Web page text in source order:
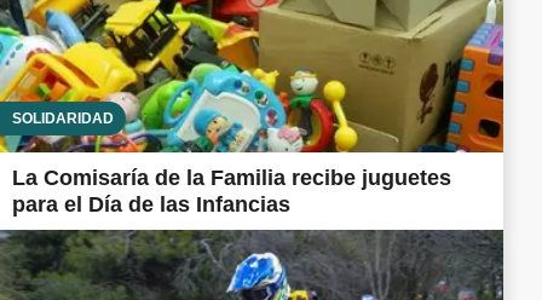
SOLIDARIDAD
La Comisaría de la Familia recibe juguetes
para el Día de las Infancias